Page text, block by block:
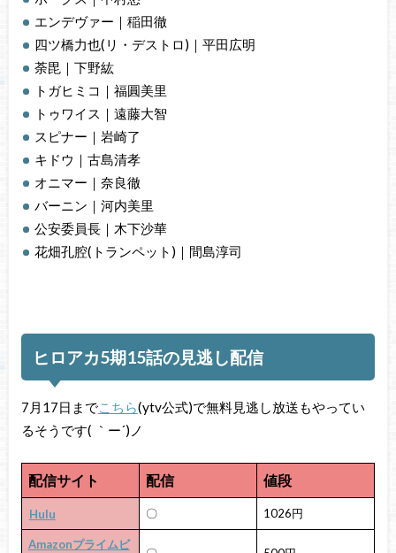
エンデヴァー｜稲田徹
四ツ橋力也(リ・デストロ)｜平田広明
荼毘｜下野紘
トガヒミコ｜福圓美里
トゥワイス｜遠藤大智
スピナー｜岩崎了
キドウ｜古島清孝
オニマー｜奈良徹
バーニン｜河内美里
公安委員長｜木下沙華
花畑孔腔(トランペット)｜間島淳司
ヒロアカ5期15話の見逃し配信
7月17日までこちら(ytv公式)で無料見逃し放送もやってい
るそうです( ｀ー´)ノ
配信サイト 配信 値段
Hulu 〇 1026円
Amazonプライムビ